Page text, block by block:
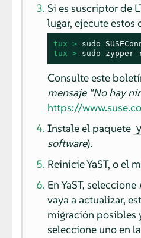
Si es suscriptor de
lugar, ejecute
tux > sudo
tux > sudo zypper
Consulte este
mensaje "No hay
https://
Instale el paquete
software).
Reinicie YaST, o el
En YaST, seleccione
vaya a actualizar,
migración posibles
seleccione uno en